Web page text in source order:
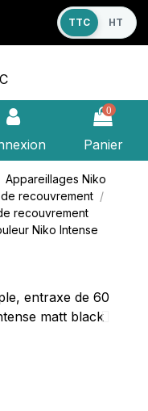
TTC HT
0
Panier
Appareillages Niko
recouvrement
recouvrement
Niko Intense